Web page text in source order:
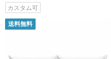
カスタム可
送料無料